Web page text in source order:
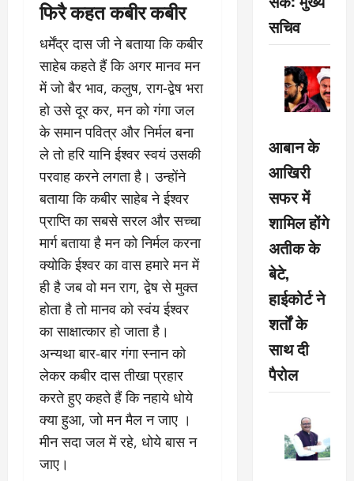
फिरै कहत कबीर कबीर
धर्मेंद्र दास जी ने बताया कि कबीर
साहेब कहते हैं कि अगर मानव मन
में जो बैर भाव, कलुष, राग-द्वेष भरा
हो उसे दूर कर, मन को गंगा जल
के समान पवित्र और निर्मल बना
ले तो हरि यानि ईश्वर स्वयं उसकी
परवाह करने लगता है। उन्होंने
बताया कि कबीर साहेब ने ईश्वर
प्राप्ति का सबसे सरल और सच्चा
मार्ग बताया है मन को निर्मल करना
क्योकि ईश्वर का वास हमारे मन में
ही है जब वो मन राग, द्वेष से मुक्त
होता है तो मानव को स्वंय ईश्वर
का साक्षात्कार हो जाता है।
अन्यथा बार-बार गंगा स्नान को
लेकर कबीर दास तीखा प्रहार
करते हुए कहते हैं कि नहाये धोये
क्या हुआ, जो मन मैल न जाए ।
मीन सदा जल में रहे, धोये बास न
जाए।
सचिव
आबान के
आखिरी
सफर में
शामिल होंगे
अतीक के
बेटे,
हाईकोर्ट ने
शर्तों के
साथ दी
पैरोल